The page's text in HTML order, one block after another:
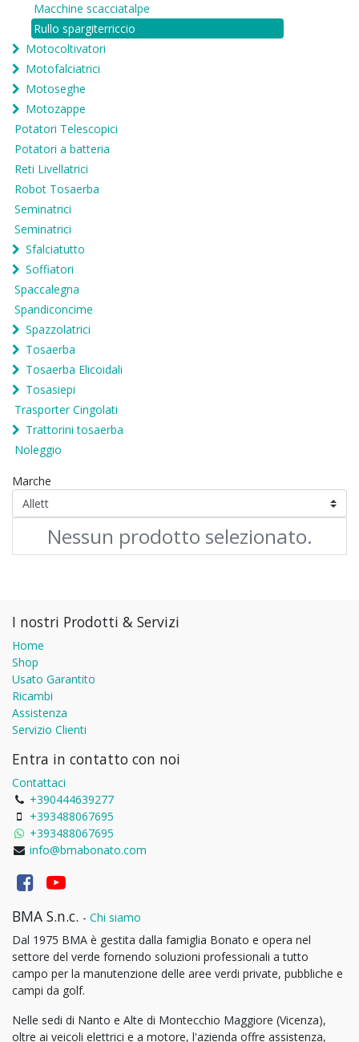
Macchine scacciatalpe
Rullo spargiterriccio
Motocoltivatori
Motofalciatrici
Motoseghe
Motozappe
Potatori Telescopici
Potatori a batteria
Reti Livellatrici
Robot Tosaerba
Seminatrici
Seminatrici
Sfalciatutto
Soffiatori
Spaccalegna
Spandiconcime
Spazzolatrici
Tosaerba
Tosaerba Elicoidali
Tosasiepi
Trasporter Cingolati
Trattorini tosaerba
Noleggio
Marche
Nessun prodotto selezionato.
I nostri Prodotti & Servizi
Home
Shop
Usato Garantito
Ricambi
Assistenza
Servizio Clienti
Entra in contatto con noi
Contattaci
+390444639277
+393488067695
+393488067695
info@bmabonato.com
BMA S.n.c. - Chi siamo
Dal 1975 BMA è gestita dalla famiglia Bonato e opera nel
settore del verde fornendo soluzioni professionali a tutto
campo per la manutenzione delle aree verdi private, pubbliche e
campi da golf.
Nelle sedi di Nanto e Alte di Montecchio Maggiore (Vicenza),
oltre ai veicoli elettrici e a motore, l'azienda offre assistenza,